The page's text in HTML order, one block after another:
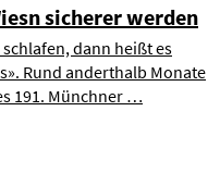
sicherer werden
dann heißt es
Rund anderthalb Monate
191. Münchner …